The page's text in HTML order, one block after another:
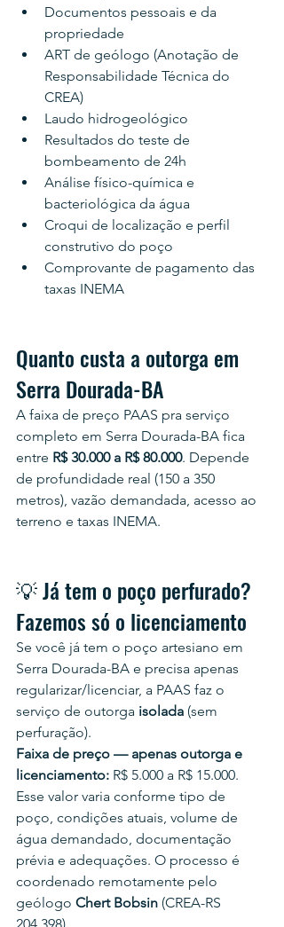
Documentos pessoais e da
propriedade
ART de geólogo (Anotação de
Responsabilidade Técnica do
CREA)
Laudo hidrogeológico
Resultados do teste de
bombeamento de 24h
Análise físico-química e
bacteriológica da água
Croqui de localização e perfil
construtivo do poço
Comprovante de pagamento das
taxas INEMA
Quanto custa a outorga em
Serra Dourada-BA
A faixa de preço PAAS pra serviço
completo em Serra Dourada-BA fica
entre R$ 30.000 a R$ 80.000. Depende
de profundidade real (150 a 350
metros), vazão demandada, acesso ao
terreno e taxas INEMA.
💡 Já tem o poço perfurado?
Fazemos só o licenciamento
Se você já tem o poço artesiano em
Serra Dourada-BA e precisa apenas
regularizar/licenciar, a PAAS faz o
serviço de outorga isolada (sem
perfuração).
Faixa de preço — apenas outorga e
licenciamento: R$ 5.000 a R$ 15.000.
Esse valor varia conforme tipo de
poço, condições atuais, volume de
água demandado, documentação
prévia e adequações. O processo é
coordenado remotamente pelo
geólogo Chert Bobsin (CREA-RS